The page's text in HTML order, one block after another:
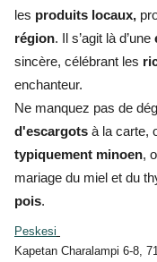
les produits locaux,
région. Il s’agit là d’une
sincère, célébrant les
enchanteur.
Ne manquez pas de
d'escargots à la carte,
typiquement minoen,
mariage du miel et du
pois.
Peskesi
Kapetan Charalampi 6-8,